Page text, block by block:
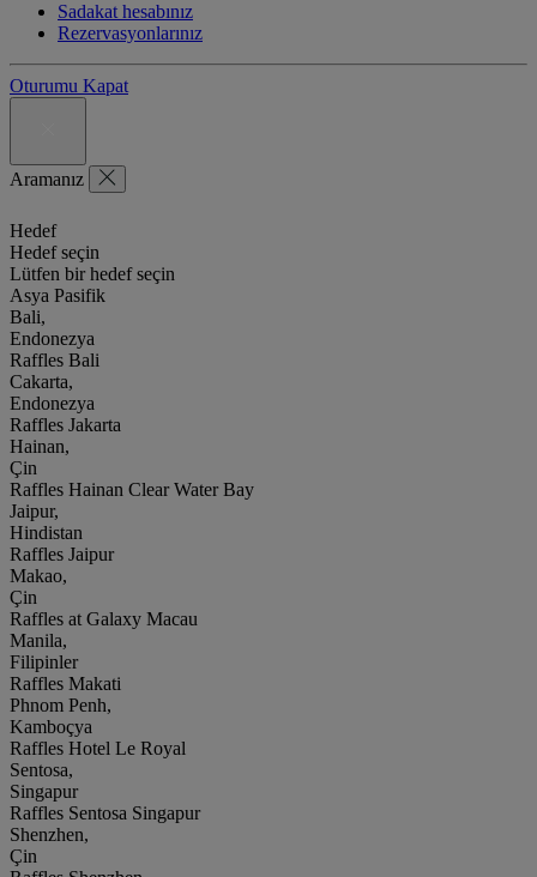
Sadakat hesabınız
Rezervasyonlarınız
Oturumu Kapat
Aramanız
Hedef
Hedef seçin
Lütfen bir hedef seçin
Asya Pasifik
Bali,
Endonezya
Raffles Bali
Cakarta,
Endonezya
Raffles Jakarta
Hainan,
Çin
Raffles Hainan Clear Water Bay
Jaipur,
Hindistan
Raffles Jaipur
Makao,
Çin
Raffles at Galaxy Macau
Manila,
Filipinler
Raffles Makati
Phnom Penh,
Kamboçya
Raffles Hotel Le Royal
Sentosa,
Singapur
Raffles Sentosa Singapur
Shenzhen,
Çin